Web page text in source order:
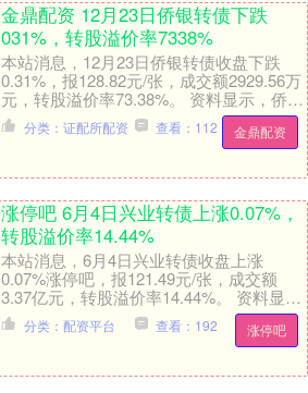
金鼎配资 12月23日侨银转债下跌
031%，转股溢价率7338%
本站消息，12月23日侨银转债收盘下跌
0.31%，报128.82元/张，成交额2929.56万
元，转股溢价率73.38%。 资料显示，侨银
转债信用级别为“A+”....
金鼎配资
分类：证配所配资 查看：112
涨停吧 6月4日兴业转债上涨0.07%，
转股溢价率14.44%
本站消息，6月4日兴业转债收盘上涨
0.07%涨停吧，报121.49元/张，成交额
3.37亿元，转股溢价率14.44%。 资料显
示，兴业转债信用级别为“AAA”，....
涨停吧
分类：配资平台 查看：192